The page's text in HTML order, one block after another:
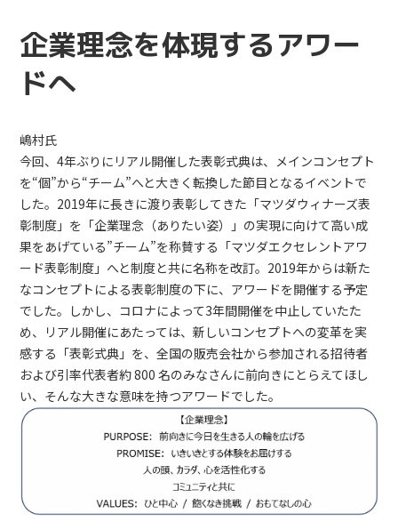
企業理念を体現するアワー
ドへ
嶋村氏
今回、4年ぶりにリアル開催した表彰式典は、メインコンセプト
を“個”から“チーム”へと大きく転換した節目となるイベントで
した。2019年に長きに渡り表彰してきた「マツダウィナーズ表
彰制度」を「企業理念（ありたい姿）」の実現に向けて高い成
果をあげている”チーム”を称賛する「マツダエクセレントアワ
ード表彰制度」へと制度と共に名称を改訂。2019年からは新た
なコンセプトによる表彰制度の下に、アワードを開催する予定
でした。しかし、コロナによって3年間開催を中止していたた
め、リアル開催にあたっては、新しいコンセプトへの変革を実
感する「表彰式典」を、全国の販売会社から参加される招待者
および引率代表者約 800 名のみなさんに前向きにとらえてほし
い、そんな大きな意味を持つアワードでした。